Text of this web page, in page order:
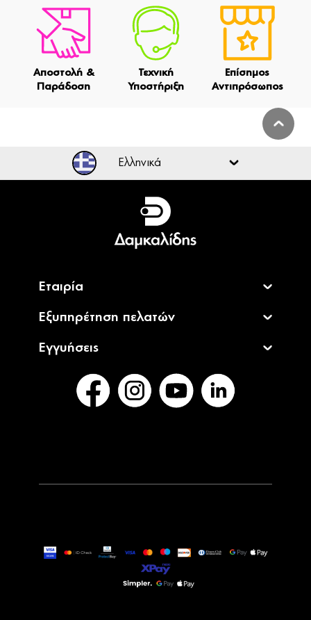
Αποστολή &
Παράδοση
Τεχνική
Υποστήριξη
Επίσημος
Αντιπρόσωπος
Ελληνικά
Ελληνικά
English
Εταιρία
Εξυπηρέτηση πελατών
Εγγυήσεις